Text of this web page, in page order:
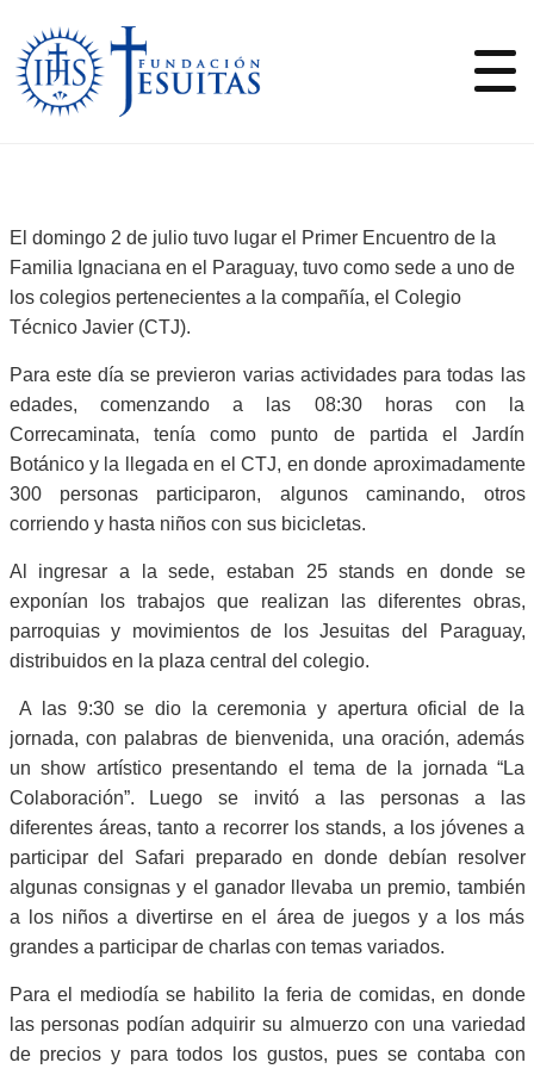
El domingo 2 de julio tuvo lugar el Primer Encuentro de la
Familia Ignaciana en el Paraguay, tuvo como sede a uno de
los colegios pertenecientes a la compañía, el Colegio
Técnico Javier (CTJ).
Para este día se previeron varias actividades para todas las
edades, comenzando a las 08:30 horas con la
Correcaminata, tenía como punto de partida el Jardín
Botánico y la llegada en el CTJ, en donde aproximadamente
300 personas participaron, algunos caminando, otros
corriendo y hasta niños con sus bicicletas.
Al ingresar a la sede, estaban 25 stands en donde se
exponían los trabajos que realizan las diferentes obras,
parroquias y movimientos de los Jesuitas del Paraguay,
distribuidos en la plaza central del colegio.
A las 9:30 se dio la ceremonia y apertura oficial de la
jornada, con palabras de bienvenida, una oración, además
un show artístico presentando el tema de la jornada “La
Colaboración”. Luego se invitó a las personas a las
diferentes áreas, tanto a recorrer los stands, a los jóvenes a
participar del Safari preparado en donde debían resolver
algunas consignas y el ganador llevaba un premio, también
a los niños a divertirse en el área de juegos y a los más
grandes a participar de charlas con temas variados.
Para el mediodía se habilito la feria de comidas, en donde
las personas podían adquirir su almuerzo con una variedad
de precios y para todos los gustos, pues se contaba con